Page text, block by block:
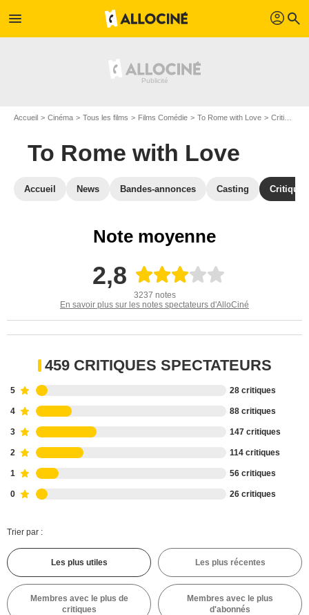
menu profil search
Accueil Cinéma Tous les films Films Comédie To Rome with Love Critiques To Rome with Love
To Rome with Love
Accueil News Bandes-annonces Casting
Note moyenne
2,8
3237 notes
En savoir plus sur les notes spectateurs d'AlloCiné
459 CRITIQUES SPECTATEURS
5 28 critiques
4 88 critiques
3 147 critiques
2 114 critiques
1 56 critiques
0 26 critiques
Trier par :
Les plus utiles Les plus récentes
Membres avec le plus de
critiques
Membres avec le plus
d'abonnés